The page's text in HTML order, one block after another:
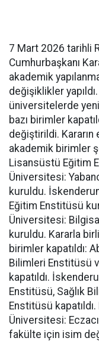
7 Mart 2026 tarihli
Cumhurbaşkanı
akademik
değişiklikler
üniversitelerde
bazı birimler
değiştirildi.
akademik birimler
Lisansüstü Eğitim
Üniversitesi:
kuruldu.
Eğitim Enstitüsü
Üniversitesi:
kuruldu. Kararla
birimler kapatıldı:
Bilimleri Enstitüsü
kapatıldı.
Enstitüsü, Sağlık
Enstitüsü
Üniversitesi:
fakülte için isim